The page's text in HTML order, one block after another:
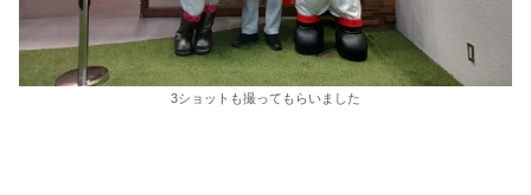
3ショットも撮ってもらいました